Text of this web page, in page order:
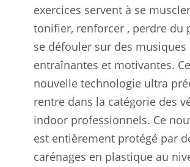
exercices servent à se
tonifier, renforcer , perdre du
se défouler sur des musiques
entraînantes et motivantes.
nouvelle technologie ultra
rentre dans la catégorie des
indoor professionnels. Ce
est entièrement protégé par
carénages en plastique au